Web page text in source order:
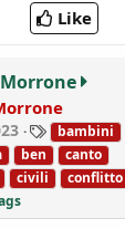
Like
T
a
g
bambini
ben
canto
civili
conflitto